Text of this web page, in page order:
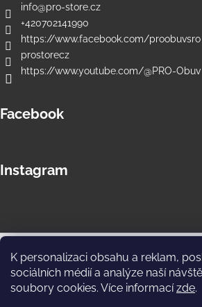
K personalizaci obsahu a reklam,
sociálních médií a analýze naší
soubory cookies. Více informacízde.
info@pro-store.cz
+420702141990
https://www.facebook.com/proobuvsro
prostorecz
https://www.youtube.com/@PRO-Obuv
Facebook
Instagram
Copyright 2026PRO Store e-shop.
Upravit nastavení